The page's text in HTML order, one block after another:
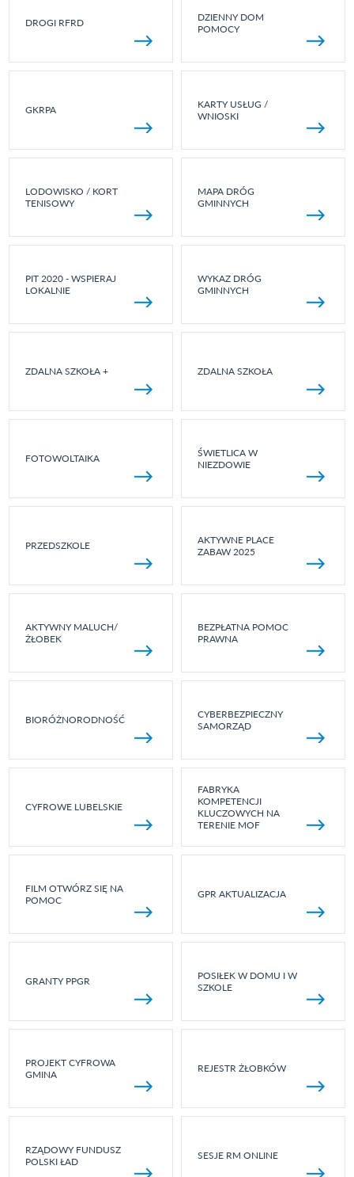
DROGI RFRD
DZIENNY DOM
POMOCY
GKRPA
KARTY USŁUG /
WNIOSKI
LODOWISKO / KORT
TENISOWY
MAPA DRÓG
GMINNYCH
PIT 2020 - WSPIERAJ
LOKALNIE
WYKAZ DRÓG
GMINNYCH
ZDALNA SZKOŁA + ZDALNA SZKOŁA
FOTOWOLTAIKA
ŚWIETLICA W
NIEZDOWIE
PRZEDSZKOLE
AKTYWNE PLACE
ZABAW 2025
AKTYWNY MALUCH/
ŻŁOBEK
BEZPŁATNA POMOC
PRAWNA
BIORÓŻNORODNOŚĆ
CYBERBEZPIECZNY
SAMORZĄD
CYFROWE LUBELSKIE
FABRYKA
KOMPETENCJI
KLUCZOWYCH NA
TERENIE MOF
FILM OTWÓRZ SIĘ NA
POMOC
GPR AKTUALIZACJA
GRANTY PPGR
POSIŁEK W DOMU I W
SZKOLE
PROJEKT CYFROWA
GMINA
REJESTR ŻŁOBKÓW
RZĄDOWY FUNDUSZ
POLSKI ŁAD
SESJE RM ONLINE